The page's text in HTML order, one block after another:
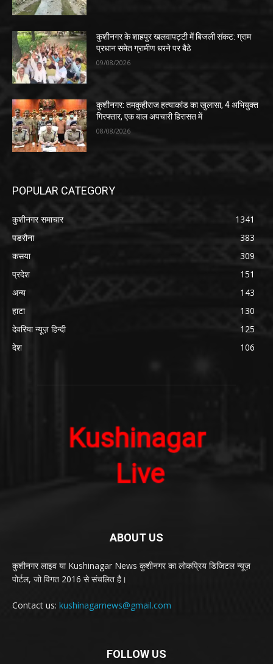
कुशीनगर के शाहपुर खलवापट्टी में बिजली संकट: ग्राम
प्रधान समेत ग्रामीण धरने पर बैठे
09/08/2026
कुशीनगर: तमकुहीराज हत्याकांड का खुलासा, 4 अभियुक्त
गिरफ्तार, एक बाल अपचारी हिरासत में
08/08/2026
POPULAR CATEGORY
कुशीनगर समाचार
1341
पडरौना
383
कसया
309
प्रदेश
151
अन्य
143
हाटा
130
देवरिया न्यूज़ हिन्दी
125
देश
106
ABOUT US
कुशीनगर लाइव या Kushinagar News कुशीनगर का लोकप्रिय डिजिटल न्यूज़
पोर्टल, जो विगत 2016 से संचलित है।
Contact us: kushinagarnews@gmail.com
FOLLOW US